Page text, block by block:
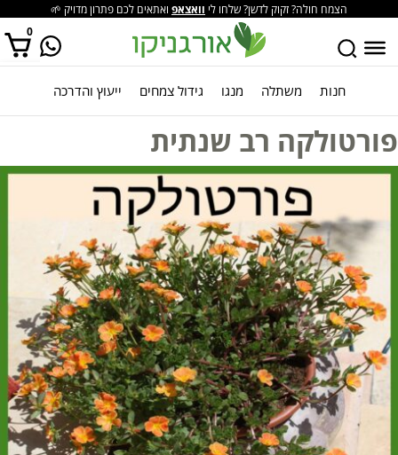
הצמח חולה? זקוק לדשן? שלחו לי וואצאפ ואתאים לכם פתרון מדויק 🌱
0
אין מוצרים בסל הקניות. חנות משתלה מנגו גידול צמחים ייעוץ והדרכה
פורטולקה רב שנתית